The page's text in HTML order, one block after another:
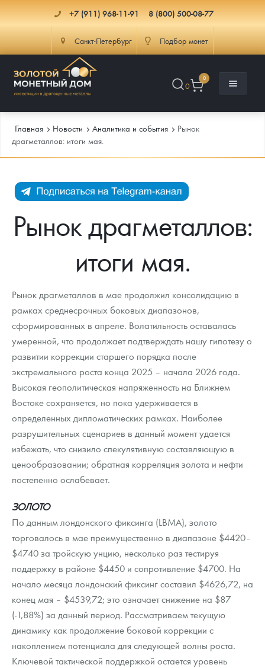
+7 (911) 968-11-91 8 (800) 500-08-77
Санкт-Петербург Подбор монет
0
0
Каталог Монет
Инвестиционные монеты
Памятные монеты России и СССР
Монеты Царской России
Монеты стран мира после 1950г
Монеты и жетоны ЗМД
Георгий Победоносец
Золотой червонец Сеятель
Золотые слитки
Аксессуары
Гарри Поттер
Год Лошади
Жетоны "Необыкновенные обитатели глубин"
Ювелирные изделия
Русская нумизматика
Золотая карманная галерея
Наборы подарочных и коллекционных монет
Монеты и жетоны из недрагоценных металлов
Инфо
Как сделать заказ
Гарантии
Выкуп монет
Выкуп серебряных монет
Вопрос - ответ
Памятка для работы с монетами из драгметаллов
Условия возврата
Монеты
Политика использования Cookies
Положение по обработке и защите персональных данных
Доставка
Информация
Распродажа монет и жетонов
Аналитика и события
Итоги 2025 года. Прогноз курсов золота, серебра, платины на
Cтатьи
Георгий Победоносец - динамика цен
Котировки
Курс золота и серебра
Лом выкуп
Скупка слитков
Контакты
О нас
Наши преимущества
Письмо директору
Пресс-служба
Главная Новости Аналитика и события
Рынок
драгметаллов: итоги мая.
Рынок драгметаллов:
итоги мая.
Рынок драгметаллов в мае продолжил консолидацию в
рамках среднесрочных боковых диапазонов,
сформированных в апреле. Волатильность оставалась
умеренной, что продолжает подтверждать нашу гипотезу о
развитии коррекции старшего порядка после
экстремального роста конца 2025 – начала 2026 года.
Высокая геополитическая напряженность на Ближнем
Востоке сохраняется, но пока удерживается в
определенных дипломатических рамках. Наиболее
разрушительных сценариев в данный момент удается
избежать, что снизило спекулятивную составляющую в
ценообразовании; обратная корреляция золота и нефти
постепенно ослабевает.
ЗОЛОТО
По данным лондонского фиксинга (LBMA), золото
торговалось в мае преимущественно в диапазоне $4420–
$4740 за тройскую унцию, несколько раз тестируя
поддержку в районе $4450 и сопротивление $4700. На
начало месяца лондонский фиксинг составил $4626,72, на
конец мая – $4539,72; это означает снижение на $87
(-1,88%) за данный период. Рассматриваем текущую
динамику как продолжение боковой коррекции с
накоплением потенциала для следующей волны роста.
Ключевой тактической поддержкой остается уровень